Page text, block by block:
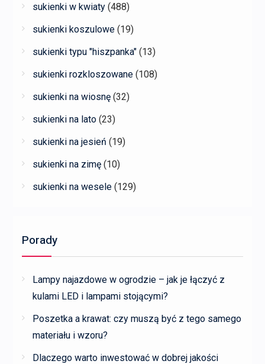
sukienki w kwiaty (488)
sukienki koszulowe (19)
sukienki typu "hiszpanka" (13)
sukienki rozkloszowane (108)
sukienki na wiosnę (32)
sukienki na lato (23)
sukienki na jesień (19)
sukienki na zimę (10)
sukienki na wesele (129)
Porady
Lampy najazdowe w ogrodzie – jak je łączyć z
kulami LED i lampami stojącymi?
Poszetka a krawat: czy muszą być z tego samego
materiału i wzoru?
Dlaczego warto inwestować w dobrej jakości